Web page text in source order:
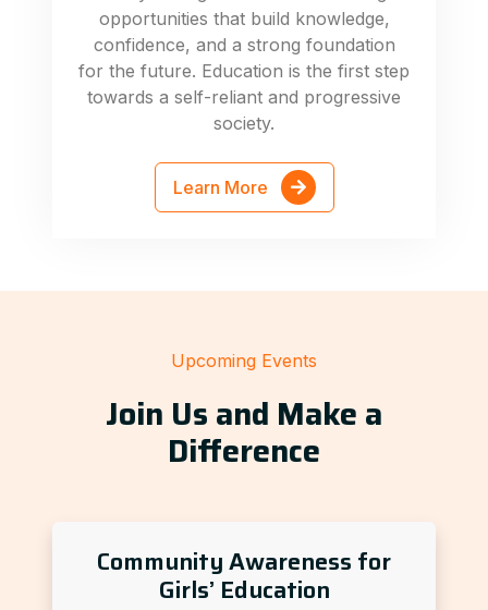
opportunities that build knowledge,
confidence, and a strong foundation
for the future. Education is the first step
towards a self-reliant and progressive
society.
Learn More
Upcoming Events
Join Us and Make a
Difference
Community Awareness for
Girls’ Education